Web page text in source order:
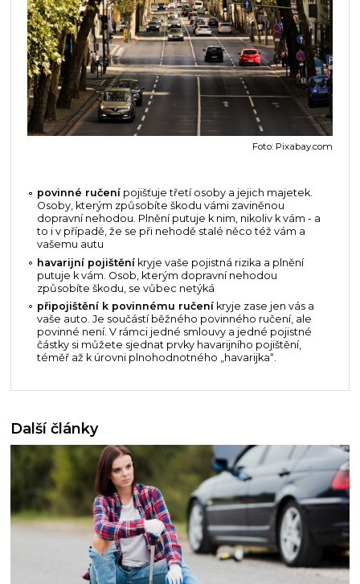
Foto: Pixabay.com
povinné ručení pojišťuje třetí osoby a jejich majetek.
Osoby, kterým způsobíte škodu vámi zaviněnou
dopravní nehodou. Plnění putuje k nim, nikoliv k vám - a
to i v případě, že se při nehodě stalé něco též vám a
vašemu autu
havarijní pojištění kryje vaše pojistná rizika a plnění
putuje k vám. Osob, kterým dopravní nehodou
způsobíte škodu, se vůbec netýká
připojištění k povinnému ručení kryje zase jen vás a
vaše auto. Je součástí běžného povinného ručení, ale
povinné není. V rámci jedné smlouvy a jedné pojistné
částky si můžete sjednat prvky havarijního pojištění,
téměř až k úrovni plnohodnotného „havarijka“.
Další články